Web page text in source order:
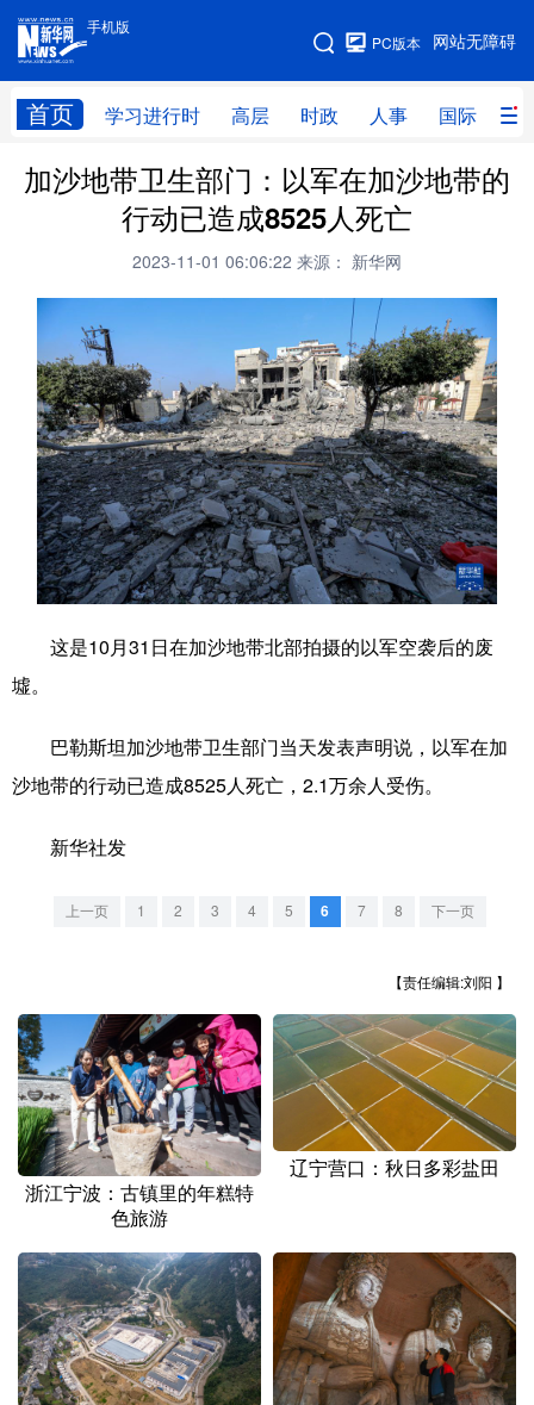
手机版
网站无障碍
PC版本
首页 学习进行时 高层 时政 人事 国际 财
手机版
网站地图
学习进行时 高层 时政 人事
财经 网评
科技 体育
文化 书画 健康 军事
访谈 视频 图片 政务
法律 中央文件 金融 汽车
食品 人居 信息化 数字经济
学术中国 乡村振兴 银龄 溯源中国
文化产业
北京 天津 河北 山西
浙江 安徽 福建 江西
山东 河南 湖北 湖南
广东 广西 海南 重庆
四川 贵州 云南 西藏
新疆 内蒙古 黑龙江
多语种频道
加沙地带卫生部门：以军在加沙地带的
行动已造成8525人死亡
2023-11-01 06:06:22 来源： 新华网
这是10月31日在加沙地带北部拍摄的以军空袭后的废
墟。
巴勒斯坦加沙地带卫生部门当天发表声明说，以军在加
沙地带的行动已造成8525人死亡，2.1万余人受伤。
新华社发
上一页 1 2 3 4 5 6 7 8 下一页
【责任编辑:刘阳 】
浙江宁波：古镇里的年糕特
色旅游
辽宁营口：秋日多彩盐田